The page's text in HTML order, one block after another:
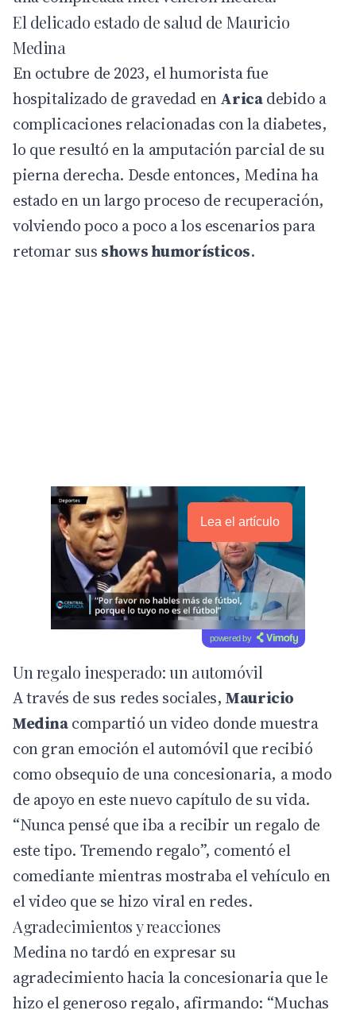
El delicado estado de salud de Mauricio
Medina
En octubre de 2023, el humorista fue
hospitalizado de gravedad enAricadebido a
complicaciones relacionadas con la diabetes,
lo que resultó en la amputación parcial de su
pierna derecha. Desde entonces, Medina ha
estado en un largo proceso de recuperación,
volviendo poco a poco a los escenarios para
retomar sus shows humorísticos.
Lea el artículo
powered by
Un regalo inesperado: un automóvil
A través de sus redes sociales,Mauricio
Medinacompartió un video donde muestra
con gran emoción el automóvil que recibió
como obsequio de una concesionaria, a modo
de apoyo en este nuevo capítulo de su vida.
“Nunca pensé que iba a recibir un regalo de
este tipo. Tremendo regalo”, comentó el
comediante mientras mostraba el vehículo en
el video que se hizo viral en redes.
Agradecimientos y reacciones
Medina no tardó en expresar su
agradecimiento hacia la concesionaria que le
hizo el generoso regalo, afirmando: “Muchas